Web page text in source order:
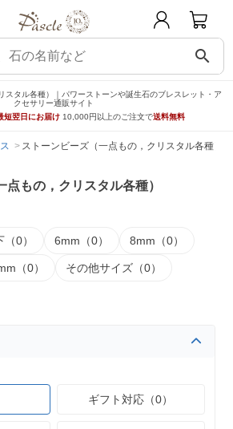
search
スタル各種）｜パワーストーンや誕生石のブレスレット・ア
クセサリー通販サイト
短翌日にお届け 10,000円以上のご注文で送料無料
ストーンビーズ（一点もの，クリスタル各種）
点もの，クリスタル各種）
0） 6mm（0） 8mm（0）
（0） その他サイズ（0）
ギフト対応（0）